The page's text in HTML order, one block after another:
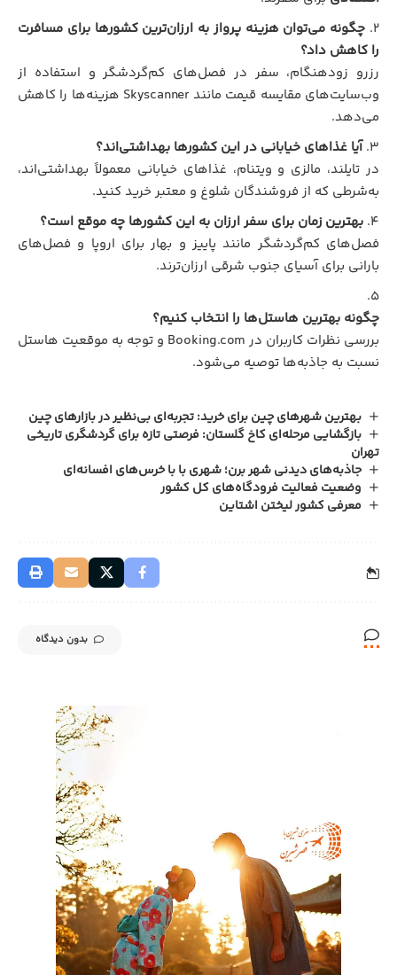
چگونه می‌توان هزینه پرواز به ارزان‌ترین کشورها برای مسافرت
را کاهش داد؟
رزرو زودهنگام، سفر در فصل‌های کم‌گردشگر و استفاده از
وب‌سایت‌های مقایسه قیمت مانند Skyscanner هزینه‌ها را کاهش
می‌دهد.
آیا غذاهای خیابانی در این کشورها بهداشتی‌اند؟
در تایلند، مالزی و ویتنام، غذاهای خیابانی معمولاً بهداشتی‌اند،
به‌شرطی که از فروشندگان شلوغ و معتبر خرید کنید.
بهترین زمان برای سفر ارزان به این کشورها چه موقع است؟
فصل‌های کم‌گردشگر مانند پاییز و بهار برای اروپا و فصل‌های
بارانی برای آسیای جنوب شرقی ارزان‌ترند.
چگونه بهترین هاستل‌ها را انتخاب کنیم؟
بررسی نظرات کاربران در Booking.com و توجه به موقعیت هاستل
نسبت به جاذبه‌ها توصیه می‌شود.
بهترین شهرهای چین برای خرید: تجربه‌ای بی‌نظیر در بازارهای چین
بازگشایی مرحله‌ای کاخ گلستان: فرصتی تازه برای گردشگری تاریخی
تهران
جاذبه‌های دیدنی شهر برن؛ شهری با با خرس‌های افسانه‌ای
وضعیت فعالیت فرودگاه‌های کل کشور
معرفی کشور لیختن‌ اشتاین
بدون دیدگاه